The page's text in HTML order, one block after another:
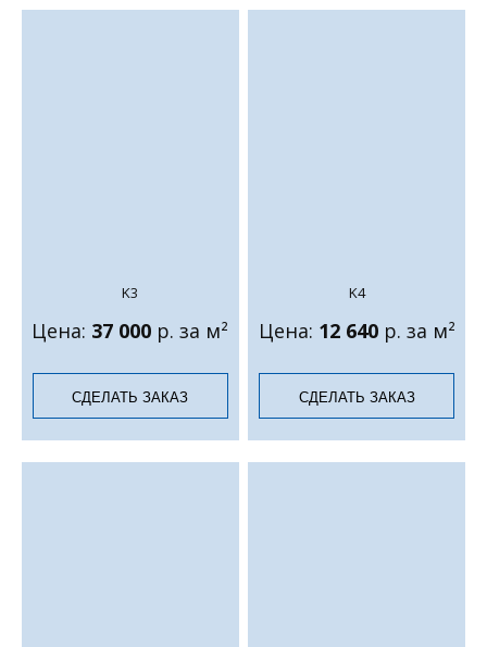
K3
Цена: 37 000 р. за м²
СДЕЛАТЬ ЗАКАЗ
K4
Цена: 12 640р. за м²
СДЕЛАТЬ ЗАКАЗ